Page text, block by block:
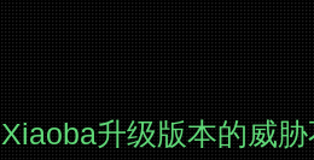
升级版本的威胁